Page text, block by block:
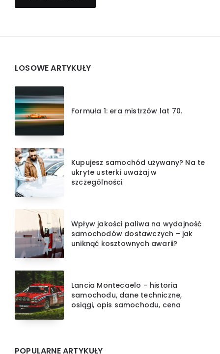
Widgets
LOSOWE ARTYKUŁY
Formuła 1: era mistrzów lat 70.
Kupujesz samochód używany? Na te
ukryte usterki uważaj w
szczególności
Wpływ jakości paliwa na wydajność
samochodów dostawczych – jak
uniknąć kosztownych awarii?
Lancia Montecaelo – historia
samochodu, dane techniczne,
osiągi, opis samochodu, cena
POPULARNE ARTYKUŁY